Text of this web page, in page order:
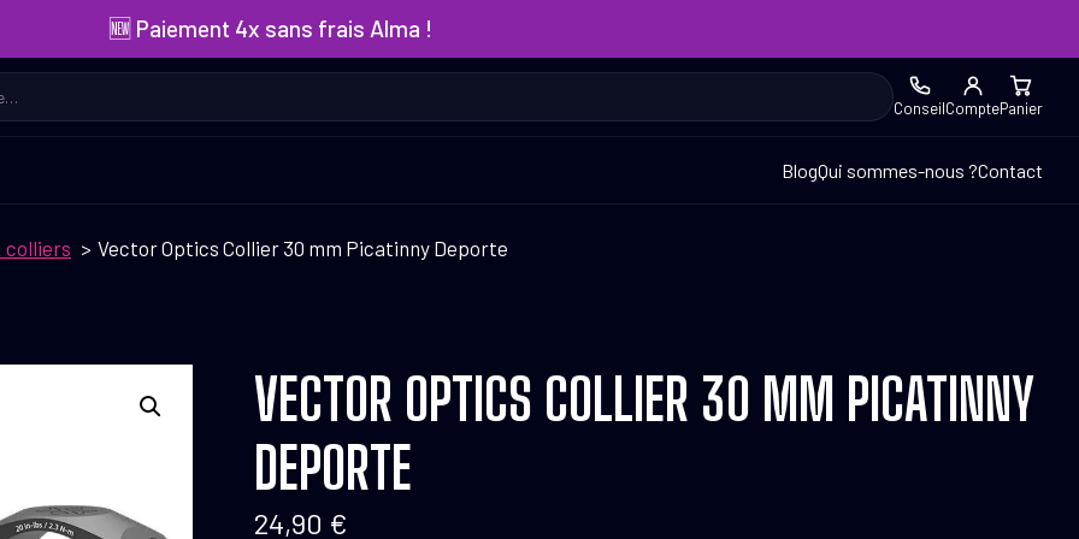
🆕 Paiement 4x sans frais Alma !
ConseilComptePanier
BlogQui sommes-nous ?Contact
colliers Vector Optics Collier 30 mm Picatinny Deporte
VECTOR OPTICS COLLIER 30 MM PICATINNY
DEPORTE
24,90 €